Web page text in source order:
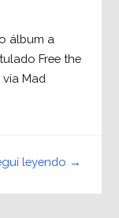
álbum a
Free the
Mad
leyendo →